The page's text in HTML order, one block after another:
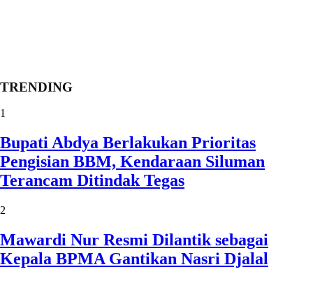
TRENDING
1
Bupati Abdya Berlakukan Prioritas
Pengisian BBM, Kendaraan Siluman
Terancam Ditindak Tegas
2
Mawardi Nur Resmi Dilantik sebagai
Kepala BPMA Gantikan Nasri Djalal